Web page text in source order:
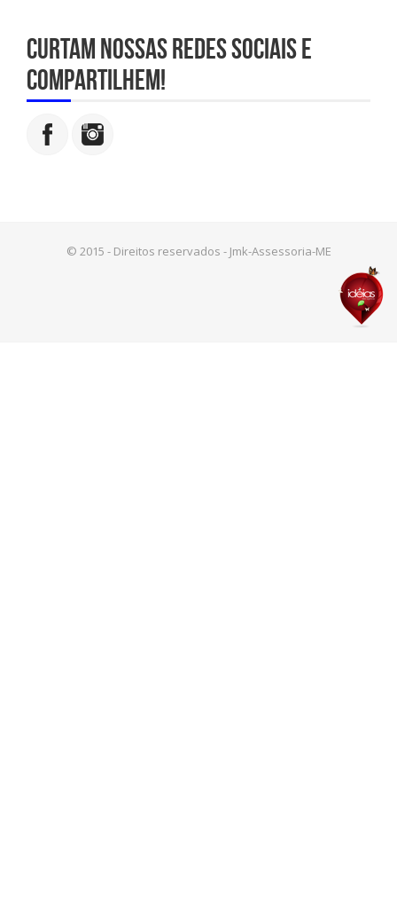
Curtam nossas redes sociais e
compartilhem!
© 2015 - Direitos reservados - Jmk-Assessoria-ME